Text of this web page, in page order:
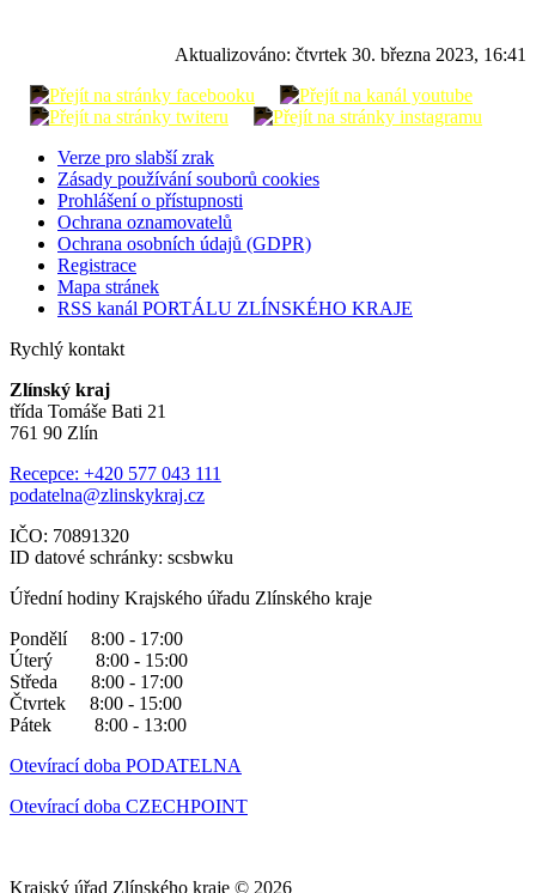
Aktualizováno: čtvrtek 30. března 2023, 16:41
Verze pro slabší zrak
Zásady používání souborů cookies
Prohlášení o přístupnosti
Ochrana oznamovatelů
Ochrana osobních údajů (GDPR)
Registrace
Mapa stránek
RSS kanál PORTÁLU ZLÍNSKÉHO KRAJE
Rychlý kontakt
Zlínský kraj
třída Tomáše Bati 21
761 90 Zlín
Recepce: +420 577 043 111
podatelna@zlinskykraj.cz
IČO: 70891320
ID datové schránky: scsbwku
Úřední hodiny Krajského úřadu Zlínského kraje
Pondělí 8:00 - 17:00
Úterý 8:00 - 15:00
Středa 8:00 - 17:00
Čtvrtek 8:00 - 15:00
Pátek 8:00 - 13:00
Otevírací doba PODATELNA
Otevírací doba CZECHPOINT
Krajský úřad Zlínského kraje © 2026